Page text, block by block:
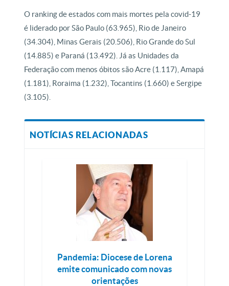
O ranking de estados com mais mortes pela covid-19
é liderado por São Paulo (63.965), Rio de Janeiro
(34.304), Minas Gerais (20.506), Rio Grande do Sul
(14.885) e Paraná (13.492). Já as Unidades da
Federação com menos óbitos são Acre (1.117), Amapá
(1.181), Roraima (1.232), Tocantins (1.660) e Sergipe
(3.105).
NOTÍCIAS RELACIONADAS
Pandemia: Diocese de Lorena
emite comunicado com novas
orientações